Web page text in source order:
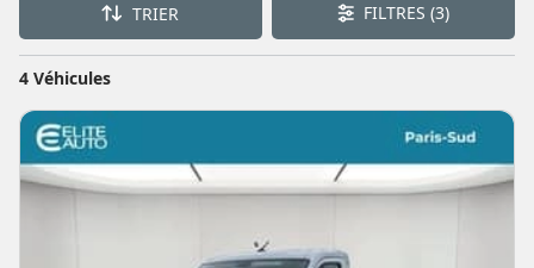
TRIER FILTRES(3)
4 Véhicules